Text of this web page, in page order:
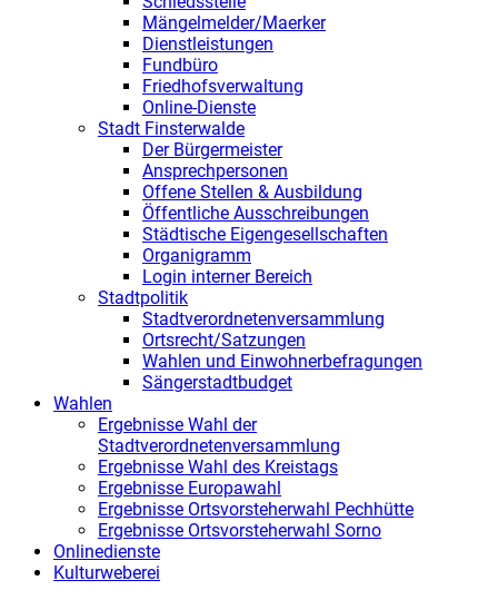
Mängelmelder/Maerker
Dienstleistungen
Fundbüro
Friedhofsverwaltung
Online-Dienste
Stadt Finsterwalde
Der Bürgermeister
Ansprechpersonen
Offene Stellen & Ausbildung
Öffentliche Ausschreibungen
Städtische Eigengesellschaften
Organigramm
Login interner Bereich
Stadtpolitik
Stadtverordnetenversammlung
Ortsrecht/Satzungen
Wahlen und Einwohnerbefragungen
Sängerstadtbudget
Wahlen
Ergebnisse Wahl der
Stadtverordnetenversammlung
Ergebnisse Wahl des Kreistags
Ergebnisse Europawahl
Ergebnisse Ortsvorsteherwahl Pechhütte
Ergebnisse Ortsvorsteherwahl Sorno
Onlinedienste
Kulturweberei